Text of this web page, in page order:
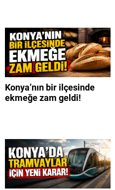
Konya’nın bir ilçesinde
ekmeğe zam geldi!